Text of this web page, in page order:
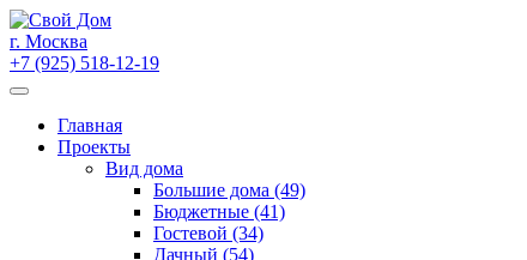
Skip
to
content
г. Москва
+7 (925) 518-12-19
Главная
Проекты
Вид дома
Большие дома (49)
Бюджетные (41)
Гостевой (34)
Дачный (54)